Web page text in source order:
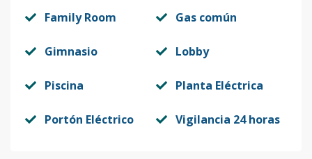
Family Room Gas común
Gimnasio Lobby
Piscina Planta Eléctrica
Portón Eléctrico Vigilancia 24 horas